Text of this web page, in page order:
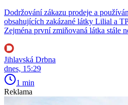
Dodržování zákazu prodeje a
obsahujících zakázané látky Lilial a
Zejména první zmiňovaná látka stále
Jihlavská Drbna
dnes, 15:29
1 min
Reklama